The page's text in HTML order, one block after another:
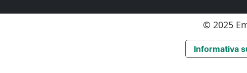
© 2025
Informativa